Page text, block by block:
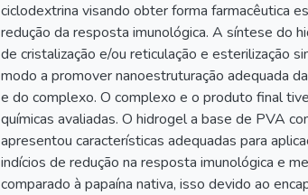
ciclodextrina visando obter forma farmacêutica
redução da resposta imunológica. A síntese do
de cristalização e/ou reticulação e esterilização
modo a promover nanoestruturação adequada
e do complexo. O complexo e o produto final
químicas avaliadas. O hidrogel a base de PVA
apresentou características adequadas para
indícios de redução na resposta imunológica e
comparado à papaína nativa, isso devido ao